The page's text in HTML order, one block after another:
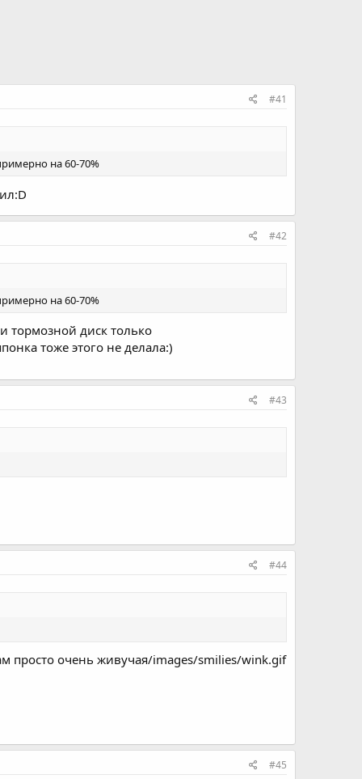
#41
на 60-70%
#42
на 60-70%
тормозной диск только
тоже этого не делала:)
#43
#44
просто очень живучая/images/smilies/wink.gif
#45